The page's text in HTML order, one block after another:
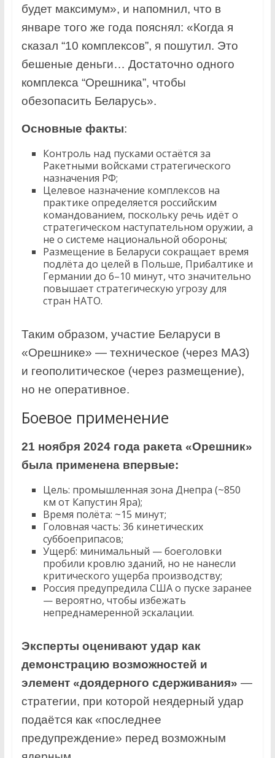
будет максимум», и напомнил, что в
январе того же года пояснял: «Когда я
сказал “10 комплексов”, я пошутил. Это
бешеные деньги… Достаточно одного
комплекса “Орешника”, чтобы
обезопасить Беларусь».
Основные факты:
Контроль над пусками остаётся за
Ракетными войсками стратегического
назначения РФ;
Целевое назначение комплексов на
практике определяется российским
командованием, поскольку речь идёт о
стратегическом наступательном оружии, а
не о системе национальной обороны;
Размещение в Беларуси сокращает время
подлёта до целей в Польше, Прибалтике и
Германии до 6–10 минут, что значительно
повышает стратегическую угрозу для
стран НАТО.
Таким образом, участие Беларуси в
«Орешнике» — техническое (через МАЗ)
и геополитическое (через размещение),
но не оперативное.
Боевое применение
21 ноября 2024 года ракета «Орешник»
была применена впервые:
Цель: промышленная зона Днепра (~850
км от Капустин Яра);
Время полёта: ~15 минут;
Головная часть: 36 кинетических
суббоеприпасов;
Ущерб: минимальный — боеголовки
пробили кровлю зданий, но не нанесли
критического ущерба производству;
Россия предупредила США о пуске заранее
— вероятно, чтобы избежать
непреднамеренной эскалации.
Эксперты оценивают удар как
демонстрацию возможностей и
элемент «доядерного сдерживания» —
стратегии, при которой неядерный удар
подаётся как «последнее
предупреждение» перед возможным